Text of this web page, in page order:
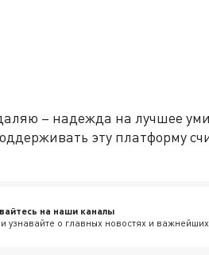
– надежда на лучшее
эту платформу
на наши каналы
узнавайте о главных новостях и